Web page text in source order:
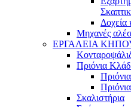
Δοχεία
Μηχανές
ΕΡΓΑΛΕΙΑ
Πριόνια
Σκαλιστήρια